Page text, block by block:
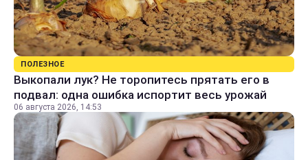
ПОЛЕЗНОЕ
Выкопали лук? Не торопитесь прятать его в
подвал: одна ошибка испортит весь урожай
06 августа 2026, 14:53